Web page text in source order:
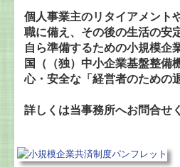
経営者お役立ち情報
お問合せ・面談の申込
創業の夢をお手伝いしま
個人事業主のリタイアメント
職に備え、その後の生活の安
自ら準備するための小規模企
国（（独）中小企業基盤整備
心・安全な「経営者のための
詳しくは当事務所へお問合せ